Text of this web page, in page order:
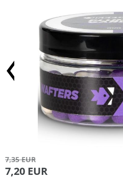
7,35 EUR
7,20 EUR